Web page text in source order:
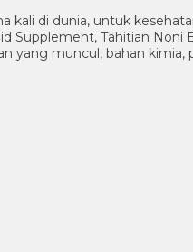
di dunia, untuk
Supplement, Tahitian
muncul, bahan